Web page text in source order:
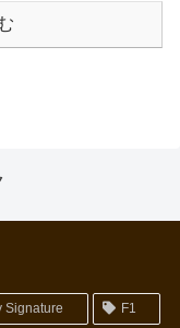
Signature F1